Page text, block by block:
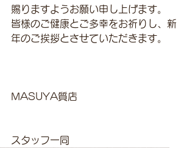
賜りますようお願い申し上げます。
皆様のご健康とご多幸をお祈りし、新
年のご挨拶とさせていただきます。
MASUYA質店
スタッフ一同